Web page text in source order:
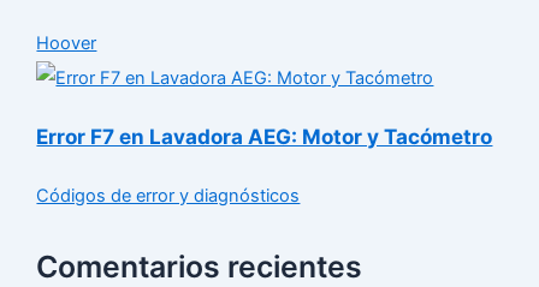
Hoover
Error F7 en Lavadora AEG: Motor y Tacómetro
Códigos de error y diagnósticos
Comentarios recientes